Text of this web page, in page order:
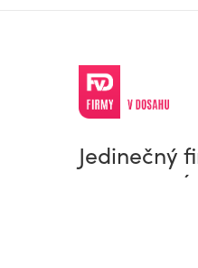
Jedinečný
a